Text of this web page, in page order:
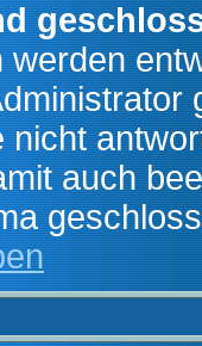
werden
nicht
auch